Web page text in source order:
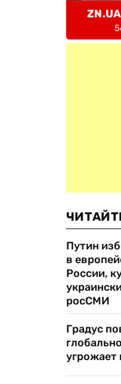
Путин
в
России,
росСМИ
Градус